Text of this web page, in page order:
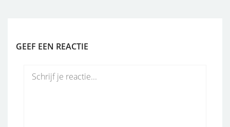
GEEF EEN REACTIE